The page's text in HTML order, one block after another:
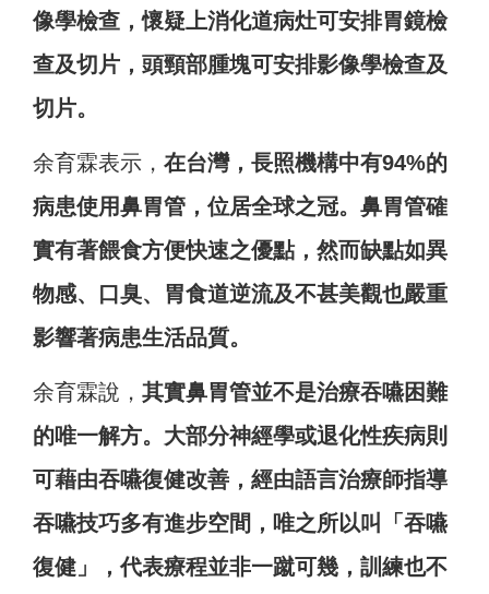
像學檢查，懷疑上消化道病灶可安排胃鏡檢
查及切片，頭頸部腫塊可安排影像學檢查及
切片。
余育霖表示， 在台灣，長照機構中有94%的
病患使用鼻胃管，位居全球之冠。鼻胃管確
實有著餵食方便快速之優點，然而缺點如異
物感、口臭、胃食道逆流及不甚美觀也嚴重
影響著病患生活品質。
余育霖說， 其實鼻胃管並不是治療吞嚥困難
的唯一解方。大部分神經學或退化性疾病則
可藉由吞嚥復健改善，經由語言治療師指導
吞嚥技巧多有進步空間，唯之所以叫「吞嚥
復健」，代表療程並非一蹴可幾，訓練也不